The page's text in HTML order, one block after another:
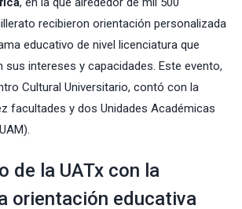
recibieron orientación personalizada
educativo de nivel licenciatura que
sus intereses y capacidades. Este evento,
Cultural Universitario, contó con la
facultades y dos Unidades Académicas
de la UATx con la
orientación educativa